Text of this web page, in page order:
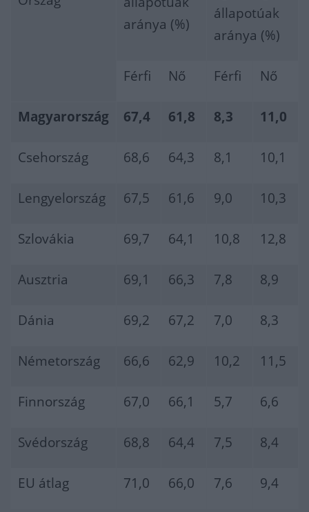
aránya (%)
állapotúak
aránya (%)
Férfi Nő Férfi Nő
Magyarország 67,4 61,8 8,3 11,0
Csehország 68,6 64,3 8,1 10,1
Lengyelország 67,5 61,6 9,0 10,3
Szlovákia 69,7 64,1 10,8 12,8
Ausztria 69,1 66,3 7,8 8,9
Dánia 69,2 67,2 7,0 8,3
Németország 66,6 62,9 10,2 11,5
Finnország 67,0 66,1 5,7 6,6
Svédország 68,8 64,4 7,5 8,4
EU átlag 71,0 66,0 7,6 9,4